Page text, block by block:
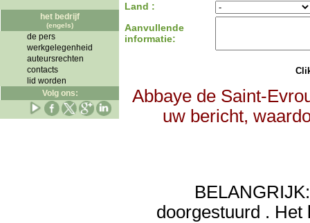
het bedrijf
(engels)
de pers
werkgelegenheid
auteursrechten
contacts
lid worden
Volg ons:
Land :
Aanvullende
informatie:
Abbaye de Saint-
uw bericht,
doorgestuurd . Het